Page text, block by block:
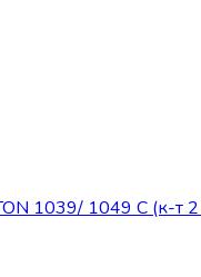
1039/ 1049 C (к-т